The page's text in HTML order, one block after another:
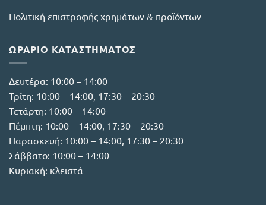
Πολιτική επιστροφής χρημάτων & προϊόντων
ΩΡΆΡΙΟ ΚΑΤΑΣΤΉΜΑΤΟΣ
Δευτέρα: 10:00 – 14:00
Τρίτη: 10:00 – 14:00, 17:30 – 20:30
Τετάρτη: 10:00 – 14:00
Πέμπτη: 10:00 – 14:00, 17:30 – 20:30
Παρασκευή: 10:00 – 14:00, 17:30 – 20:30
Σάββατο: 10:00 – 14:00
Κυριακή: κλειστά